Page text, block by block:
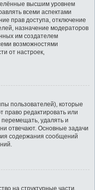
высшим уровнем
всеми аспектами
прав доступа, отключение
назначение модераторов
им создателем
возможностями
от настроек,
пользователей), которые
редактировать или
удалять и
отвечают. Основные задачи
содержания сообщений
на структурные части,